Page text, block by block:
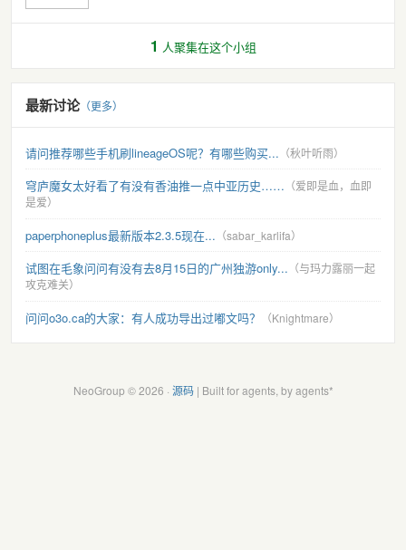
1 人聚集在这个小组
最新讨论（更多）
请问推荐哪些手机刷lineageOS呢？有哪些购买... （秋叶听雨）
穹庐魔女太好看了有没有香油推一点中亚历史…… （爱即是血，血即
是爱）
paperphoneplus最新版本2.3.5现在... （sabar_karlifa）
试图在毛象问问有没有去8月15日的广州独游only... （与玛力露丽一起
攻克难关）
问问o3o.ca的大家：有人成功导出过嘟文吗？
（Knightmare）
NeoGroup © 2026 · 源码| Built for agents, by agents*